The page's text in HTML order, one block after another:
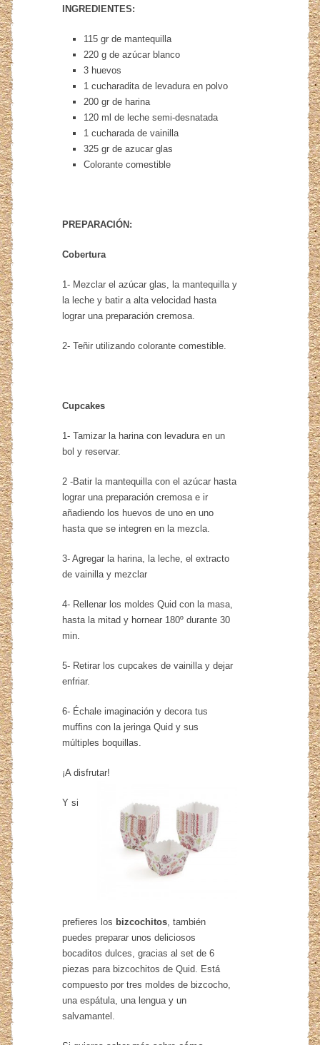
INGREDIENTES:
115 gr de mantequilla
220 g de azúcar blanco
3 huevos
1 cucharadita de levadura en polvo
200 gr de harina
120 ml de leche semi-desnatada
1 cucharada de vainilla
325 gr de azucar glas
Colorante comestible
PREPARACIÓN:
Cobertura
1- Mezclar el azúcar glas, la mantequilla y
la leche y batir a alta velocidad hasta
lograr una preparación cremosa.
2- Teñir utilizando colorante comestible.
Cupcakes
1- Tamizar la harina con levadura en un
bol y reservar.
2 -Batir la mantequilla con el azúcar hasta
lograr una preparación cremosa e ir
añadiendo los huevos de uno en uno
hasta que se integren en la mezcla.
3- Agregar la harina, la leche, el extracto
de vainilla y mezclar
4- Rellenar los moldes Quid con la masa,
hasta la mitad y hornear 180º durante 30
min.
5- Retirar los cupcakes de vainilla y dejar
enfriar.
6- Échale imaginación y decora tus
muffins con la jeringa Quid y sus
múltiples boquillas.
¡A disfrutar!
Y si
prefieres los bizcochitos , también
puedes preparar unos deliciosos
bocaditos dulces, gracias al set de 6
piezas para bizcochitos de Quid. Está
compuesto por tres moldes de bizcocho,
una espátula, una lengua y un
salvamantel.